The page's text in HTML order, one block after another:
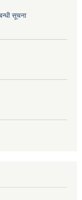
सूचना